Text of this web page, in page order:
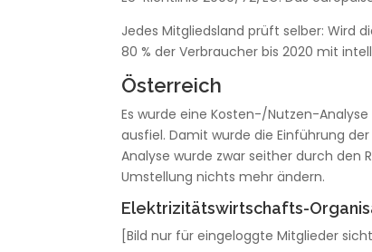
Jedes Mitgliedsland prüft selber: Wird
80 % der Verbraucher bis 2020 mit
Österreich
Es wurde eine Kosten-/Nutzen-
ausfiel. Damit wurde die Einführung
Analyse wurde zwar seither durch den
Umstellung nichts mehr ändern.
Elektrizitätswirtschafts-
[Bild nur für eingeloggte Mitglieder